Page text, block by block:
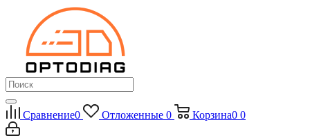
Сравнение0 Отложенные 0 Корзина0 0